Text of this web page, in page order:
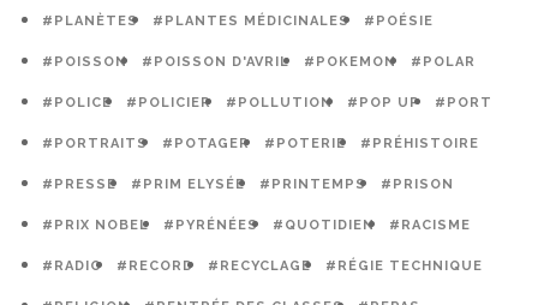
#PLANÈTES #PLANTES MÉDICINALES #POÉSIE
#POISSON #POISSON D'AVRIL #POKEMON #POLAR
#POLICE #POLICIER #POLLUTION #POP UP #PORT
#PORTRAITS #POTAGER #POTERIE #PRÉHISTOIRE
#PRESSE #PRIM ELYSÉE #PRINTEMPS #PRISON
#PRIX NOBEL #PYRÉNÉES #QUOTIDIEN #RACISME
#RADIO #RECORD #RECYCLAGE #RÉGIE TECHNIQUE